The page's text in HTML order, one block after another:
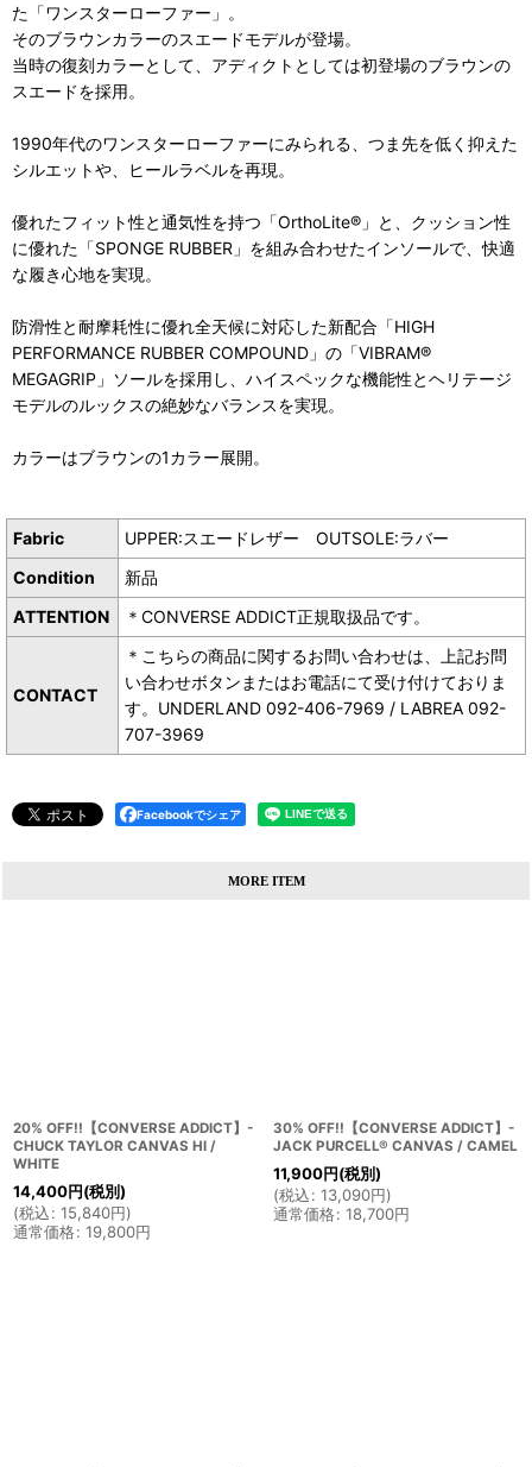
た「ワンスターローファー」。
そのブラウンカラーのスエードモデルが登場。
当時の復刻カラーとして、アディクトとしては初登場のブラウンの
スエードを採用。
1990年代のワンスターローファーにみられる、つま先を低く抑えた
シルエットや、ヒールラベルを再現。
優れたフィット性と通気性を持つ「OrthoLite®」と、クッション性
に優れた「SPONGE RUBBER」を組み合わせたインソールで、快適
な履き心地を実現。
防滑性と耐摩耗性に優れ全天候に対応した新配合「HIGH
PERFORMANCE RUBBER COMPOUND」の「VIBRAM®
MEGAGRIP」ソールを採用し、ハイスペックな機能性とヘリテージ
モデルのルックスの絶妙なバランスを実現。
カラーはブラウンの1カラー展開。
Fabric
UPPER:スエードレザー OUTSOLE:ラバー
Condition
新品
ATTENTION
＊CONVERSE ADDICT正規取扱品です。
CONTACT
＊こちらの商品に関するお問い合わせは、上記お問
い合わせボタンまたはお電話にて受け付けておりま
す。UNDERLAND 092-406-7969 / LABREA 092-
707-3969
Facebookでシェア
MORE ITEM
20% OFF!!【CONVERSE ADDICT】-
CHUCK TAYLOR CANVAS HI /
WHITE
14,400円(税別)
(税込: 15,840円)
通常価格: 19,800円
30% OFF!!【CONVERSE ADDICT】-
JACK PURCELL® CANVAS / CAMEL
11,900円(税別)
(税込: 13,090円)
通常価格: 18,700円